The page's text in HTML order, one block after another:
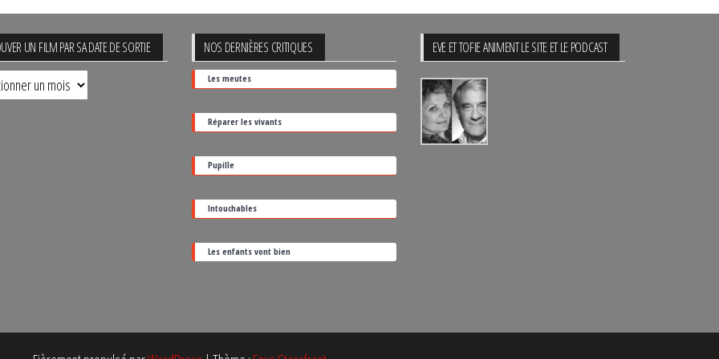
UN FILM PAR SA DATE DE SORTIE NOS DERNIÈRES CRITIQUES
Les meutes
Réparer les vivants
Pupille
Intouchables
Les enfants vont bien
EVE ET TOFIE ANIMENT LE SITE ET LE PODCAST